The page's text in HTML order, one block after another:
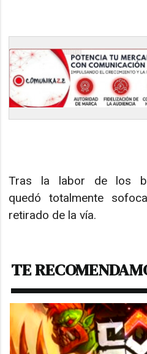
Tras la labor de los
quedó totalmente
retirado de la vía.
TE